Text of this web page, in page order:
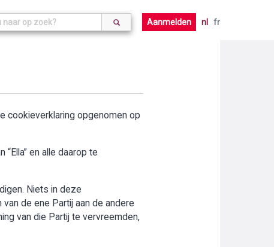
Aanmelden nl fr
cookieverklaring opgenomen op
en alle daarop te
Niets in deze
de ene Partij aan de andere
van die Partij te vervreemden,